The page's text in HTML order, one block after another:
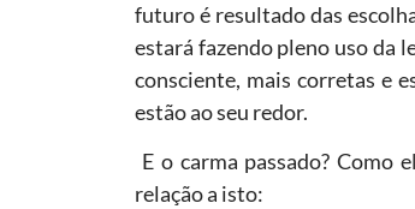
futuro é resultado das
estará fazendo pleno uso da
consciente, mais corretas e
estão ao seu redor.
E o carma passado? Como
relação a isto: